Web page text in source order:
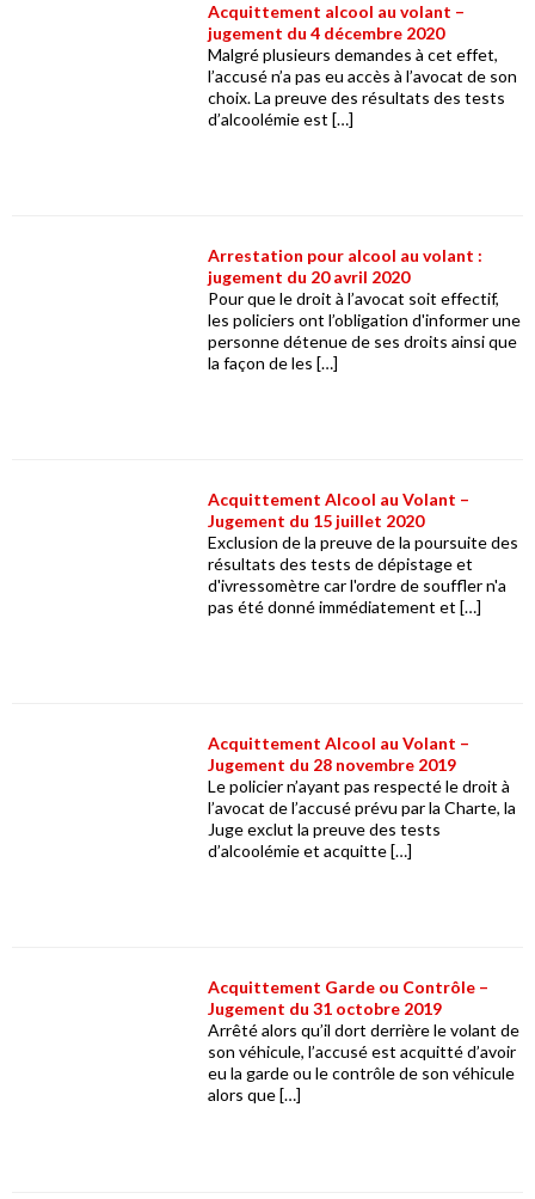
Acquittement alcool au volant –
jugement du 4 décembre 2020
Malgré plusieurs demandes à cet effet,
l’accusé n’a pas eu accès à l’avocat de son
choix. La preuve des résultats des tests
d’alcoolémie est […]
Arrestation pour alcool au volant :
jugement du 20 avril 2020
Pour que le droit à l’avocat soit effectif,
les policiers ont l’obligation d'informer une
personne détenue de ses droits ainsi que
la façon de les […]
Acquittement Alcool au Volant –
Jugement du 15 juillet 2020
Exclusion de la preuve de la poursuite des
résultats des tests de dépistage et
d'ivressomètre car l'ordre de souffler n'a
pas été donné immédiatement et […]
Acquittement Alcool au Volant –
Jugement du 28 novembre 2019
Le policier n’ayant pas respecté le droit à
l’avocat de l’accusé prévu par la Charte, la
Juge exclut la preuve des tests
d’alcoolémie et acquitte […]
Acquittement Garde ou Contrôle –
Jugement du 31 octobre 2019
Arrêté alors qu’il dort derrière le volant de
son véhicule, l’accusé est acquitté d’avoir
eu la garde ou le contrôle de son véhicule
alors que […]